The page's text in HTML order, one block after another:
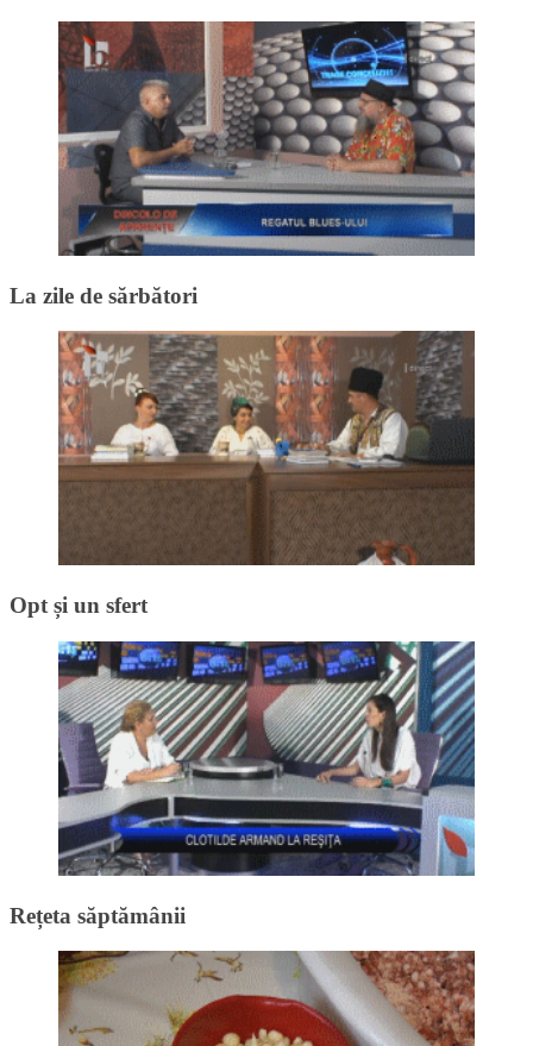
La zile de sărbători
Opt și un sfert
Rețeta săptămânii